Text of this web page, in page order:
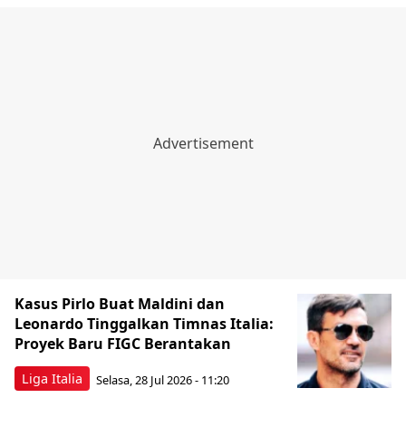
Liga Italia
Kasus Pirlo Buat Maldini dan
Leonardo Tinggalkan Timnas Italia:
Proyek Baru FIGC Berantakan
Selasa, 28 Jul 2026 - 11:20